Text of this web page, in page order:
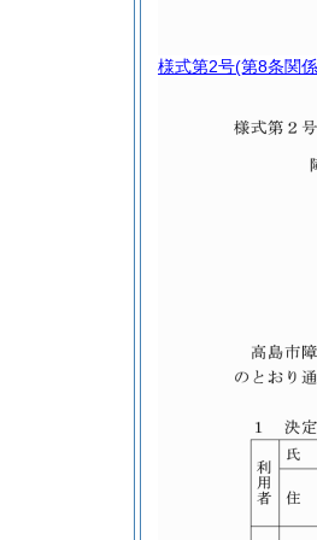
様式第2号(第8条関